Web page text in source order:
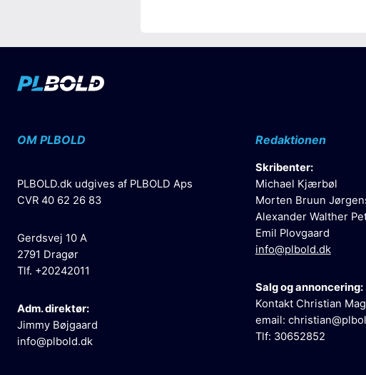
OM PLBOLD
PLBOLD.dk udgives af PLBOLD Aps
CVR 40 62 26 83
Gerdsvej 10 A
2791 Dragør
Tlf. +20242011
Adm. direktør:
Jimmy Bøjgaard
info@plbold.dk
Redaktionen
Skribenter:
Michael Kjærbøl
Morten Bruun
Alexander Walther
Emil Plovgaard
info@plbold.dk
Salg og annoncering:
Kontakt Christian
email:
Tlf: 30652852